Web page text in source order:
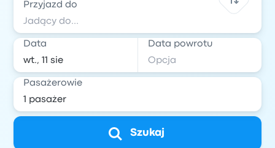
Przyjazd do
Data Data powrotu
Pasażerowie
Szukaj